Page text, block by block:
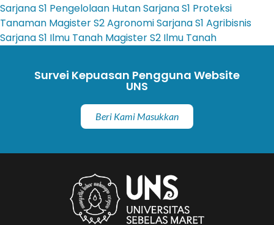
SarjanaS1 Pengelolaan HutanSarjanaS1 Proteksi
Tanaman MagisterS2 AgronomiSarjanaS1 Agribisnis
SarjanaS1 Ilmu Tanah MagisterS2 Ilmu Tanah
Survei Kepuasan Pengguna Website
UNS
Beri Kami Masukkan